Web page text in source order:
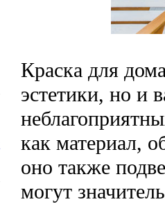
Краска для
эстетики, но и
как материал,
оно также
могут